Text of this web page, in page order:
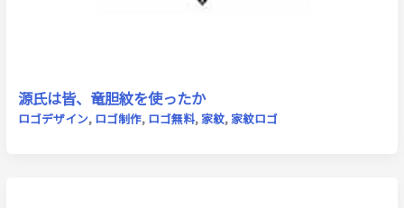
源氏は皆、竜胆紋を使ったか
ロゴデザイン, ロゴ制作, ロゴ無料,家紋,家紋ロゴ